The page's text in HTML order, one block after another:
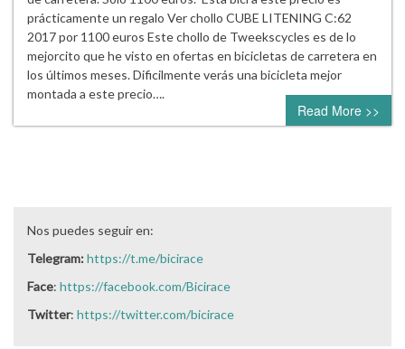
prácticamente un regalo Ver chollo CUBE LITENING C:62
2017 por 1100 euros Este chollo de Tweekscycles es de lo
mejorcito que he visto en ofertas en bicicletas de carretera en
los últimos meses. Dificilmente verás una bicicleta mejor
montada a este precio….
Read More >>
Nos puedes seguir en:
Telegram:https://t.me/bicirace
Face: https://facebook.com/Bicirace
Twitter: https://twitter.com/bicirace